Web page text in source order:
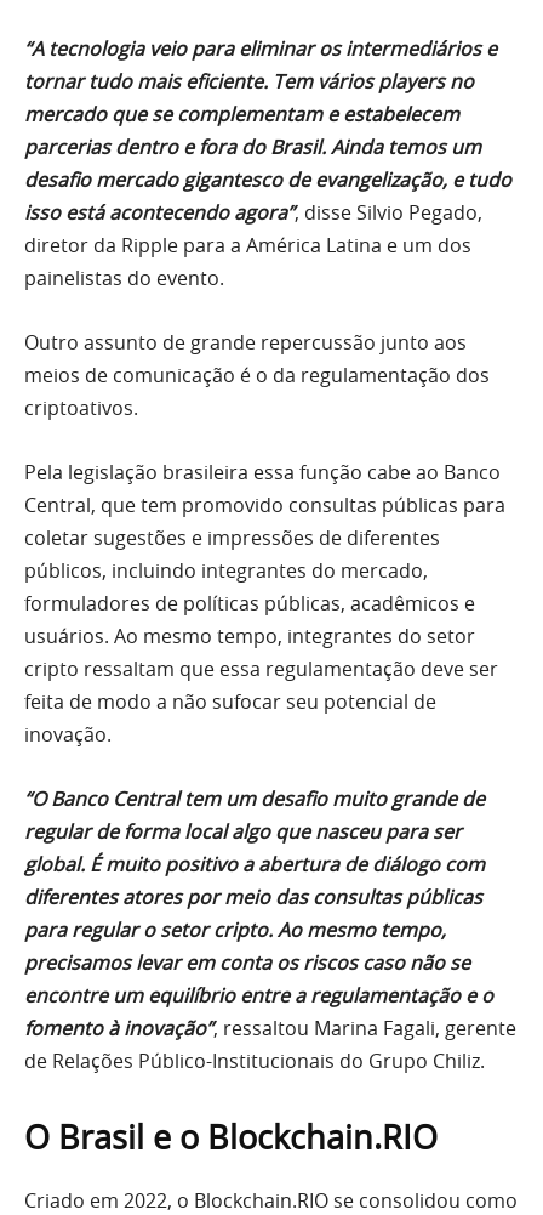
“A tecnologia veio para eliminar os intermediários e
tornar tudo mais eficiente. Tem vários players no
mercado que se complementam e estabelecem
parcerias dentro e fora do Brasil. Ainda temos um
desafio mercado gigantesco de evangelização, e tudo
isso está acontecendo agora”, disse Silvio Pegado,
diretor da Ripple para a América Latina e um dos
painelistas do evento.
Outro assunto de grande repercussão junto aos
meios de comunicação é o da regulamentação dos
criptoativos.
Pela legislação brasileira essa função cabe ao Banco
Central, que tem promovido consultas públicas para
coletar sugestões e impressões de diferentes
públicos, incluindo integrantes do mercado,
formuladores de políticas públicas, acadêmicos e
usuários. Ao mesmo tempo, integrantes do setor
cripto ressaltam que essa regulamentação deve ser
feita de modo a não sufocar seu potencial de
inovação.
“O Banco Central tem um desafio muito grande de
regular de forma local algo que nasceu para ser
global. É muito positivo a abertura de diálogo com
diferentes atores por meio das consultas públicas
para regular o setor cripto. Ao mesmo tempo,
precisamos levar em conta os riscos caso não se
encontre um equilíbrio entre a regulamentação e o
fomento à inovação”, ressaltou Marina Fagali, gerente
de Relações Público-Institucionais do Grupo Chiliz.
O Brasil e o Blockchain.RIO
Criado em 2022, o Blockchain.RIO se consolidou como